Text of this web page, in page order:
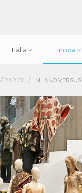
Italia Europa
/ PARIGI / MILANO